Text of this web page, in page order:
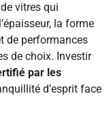
vitres qui
la forme
de performances
de choix. Investir
par les
d’esprit face